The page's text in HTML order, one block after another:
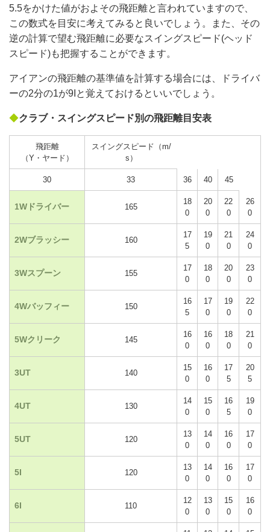
5.5をかけた値がおよその飛距離と言われていますので、
この数式を目安に考えてみると良いでしょう。また、その
逆の計算で望む飛距離に必要なスイングスピード(ヘッド
スピード)も把握することができます。
アイアンの飛距離の基準値を計算する場合には、ドライバ
ーの2分の1が9Iと覚えておけるといいでしょう。
◆クラブ・スイングスピード別の飛距離目安表
飛距離
（Y・ヤード）
スイングスピード（m/
s）
30 33 36 40 45
1Wドライバー 165
18
0
20
0
22
0
26
0
2Wブラッシー 160
17
5
19
0
21
0
24
0
3Wスプーン 155
17
0
18
0
20
0
23
0
4Wバッフィー 150
16
5
17
0
19
0
22
0
5Wクリーク 145
16
0
16
0
18
0
21
0
3UT 140
15
0
16
0
17
5
20
5
4UT 130
14
0
15
0
16
5
19
0
5UT 120
13
0
14
0
16
0
17
0
5I 120
13
0
14
0
16
0
17
0
6I 110
12
0
13
0
15
0
16
0